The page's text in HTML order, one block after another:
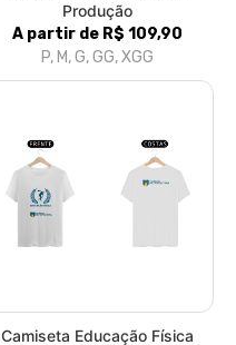
Produção
A partir de R$ 109,90
P, M, G, GG, XGG
Camiseta Educação Física